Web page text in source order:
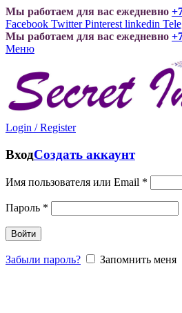
Мы работаем для вас ежедневно
Facebook Twitter Pinterest linkedin
Мы работаем для вас ежедневно
Меню
Login / Register
ВходСоздать аккаунт
Имя пользователя или Email *
Пароль *
Войти
Забыли пароль? Запомнить меня